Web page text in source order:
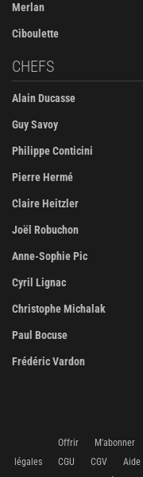
Merlan
Ciboulette
CHEFS
Alain Ducasse
Guy Savoy
Philippe Conticini
Pierre Hermé
Claire Heitzler
Joël Robuchon
Anne-Sophie Pic
Cyril Lignac
Christophe Michalak
Paul Bocuse
Frédéric Vardon
Offrir M'abonner
légales
CGU CGV Aide